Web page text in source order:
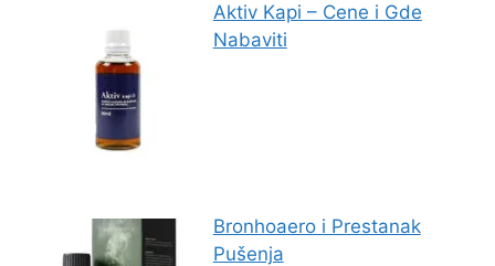
Aktiv Kapi – Cene i Gde
Nabaviti
Bronhoaero i Prestanak
Pušenja